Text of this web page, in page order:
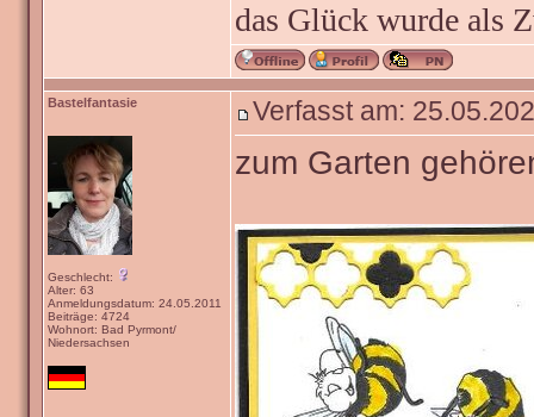
das Glück wurde als
Bastelfantasie
Geschlecht:
Alter: 63
Anmeldungsdatum: 24.05.2011
Beiträge: 4724
Wohnort: Bad Pyrmont/
Niedersachsen
Verfasst am:
zum Garten